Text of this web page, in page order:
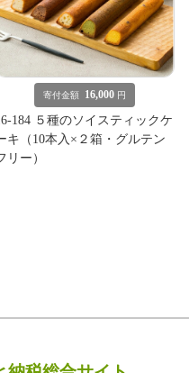
寄付金額 16,000 円
184 ５種のソイスティックケ
キ（10本入×２箱・グルテン
リー）